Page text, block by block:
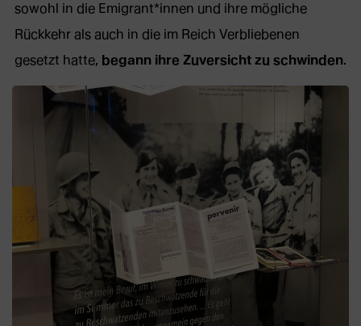
sowohl in die Emigrant*innen und ihre mögliche
Rückkehr als auch in die im Reich Verbliebenen
gesetzt hatte, begann ihre Zuversicht zu schwinden.